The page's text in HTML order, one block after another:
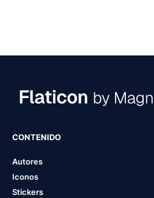
CONTENIDO
Autores
Iconos
Stickers